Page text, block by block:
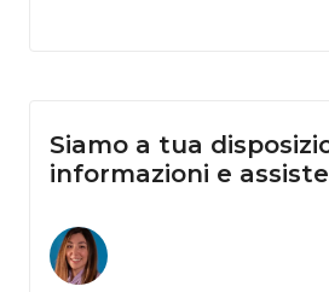
Siamo a tua
informazioni e